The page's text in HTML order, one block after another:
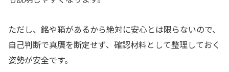
ただし、銘や箱があるから絶対に安心とは限らないので、
自己判断で真贋を断定せず、確認材料として整理しておく
姿勢が安全です。